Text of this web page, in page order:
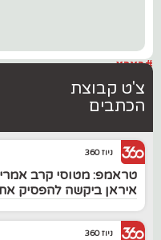
#בארץ
צ'ט קבוצת
הכתבים
ניוז 360
טראמפ: מטוסי קרב
איראן ביקשה להפסיק
ניוז 360